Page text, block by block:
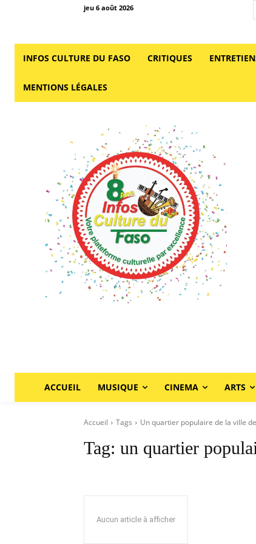
jeu 6 août 2026
INFOS CULTURE DU FASO CRITIQUES
MENTIONS LÉGALES
ACCUEIL MUSIQUE CINEMA ARTS
Accueil Tags Un quartier populaire de la ville
Tag: un quartier
Aucun article à afficher